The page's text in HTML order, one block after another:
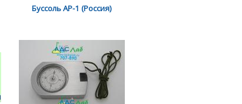
Буссоль АР-1 (Россия)